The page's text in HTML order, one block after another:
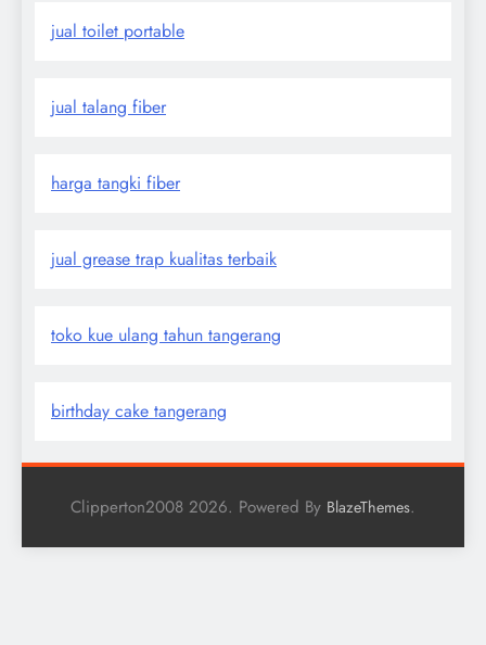
jual toilet portable
jual talang fiber
harga tangki fiber
jual grease trap kualitas terbaik
toko kue ulang tahun tangerang
birthday cake tangerang
Clipperton2008 2026. Powered By BlazeThemes.